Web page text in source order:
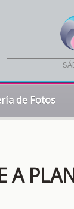
de Fotos
A